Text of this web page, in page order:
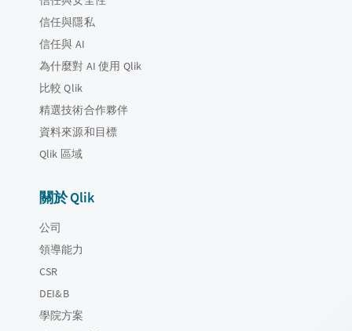
信任與隱私
信任與 AI
為什麼對 AI 使用 Qlik
比較 Qlik
精選技術合作夥伴
資料來源和目標
Qlik 區域
關於 Qlik
公司
領導能力
CSR
DEI&B
學院方案